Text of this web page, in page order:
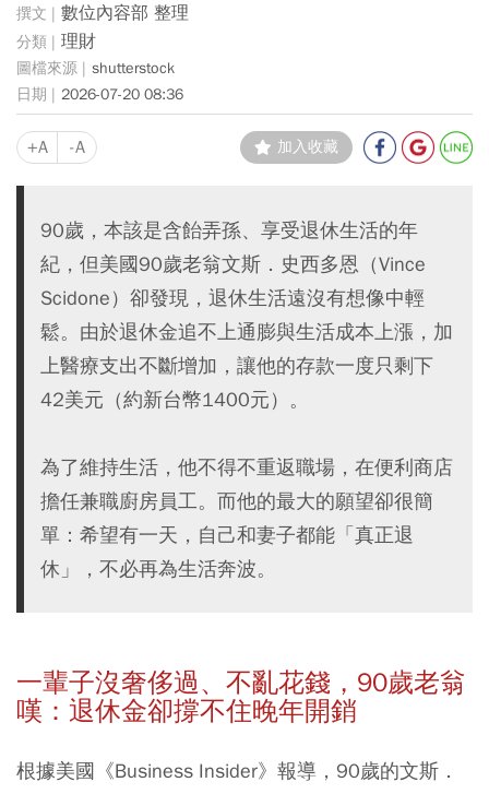
數位內容部 整理
理財
shutterstock
2026-07-20 08:36
+A -A 加入收藏
90歲，本該是含飴弄孫、享受退休生活的年
紀，但美國90歲老翁文斯．史西多恩（Vince
Scidone）卻發現，退休生活遠沒有想像中輕
鬆。由於退休金追不上通膨與生活成本上漲，加
上醫療支出不斷增加，讓他的存款一度只剩下
42美元（約新台幣1400元）。
為了維持生活，他不得不重返職場，在便利商店
擔任兼職廚房員工。而他的最大的願望卻很簡
單：希望有一天，自己和妻子都能「真正退
休」，不必再為生活奔波。
一輩子沒奢侈過、不亂花錢，90歲老翁
嘆：退休金卻撐不住晚年開銷
根據美國《Business Insider》報導，90歲的文斯．